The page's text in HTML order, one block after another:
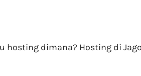
hosting dimana? Hosting di